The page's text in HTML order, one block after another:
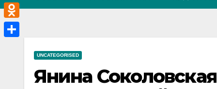
UNCATEGORISED
Янина
A
e
g
K
V
i
b
O